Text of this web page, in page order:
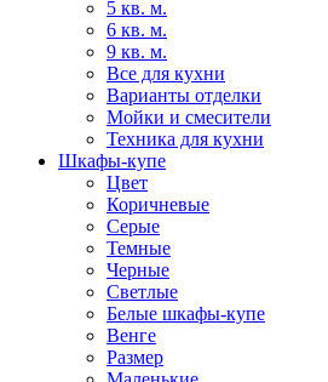
5 кв. м.
6 кв. м.
9 кв. м.
Все для кухни
Варианты отделки
Мойки и смесители
Техника для кухни
Шкафы-купе
Цвет
Коричневые
Серые
Темные
Черные
Светлые
Белые шкафы-купе
Венге
Размер